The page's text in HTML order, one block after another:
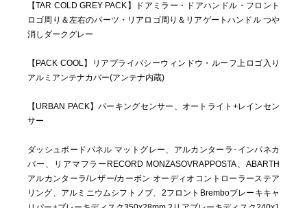
【TAR COLD GREY PACK】ドアミラー・ドアハンドル・フロント
ロゴ周り＆左右のパーツ・リアロゴ周り＆リアゲートハンドル つや
消しダークグレー
【PACK COOL】リアプライバシーウィンドウ・ルーフ上ロゴ入り
アルミアンテナカバー(アンテナ内蔵)
【URBAN PACK】パーキングセンサー、オートライト+レインセン
サー
ダッシュボードパネル マットグレー、アルカンターラ･インパネカ
バー、リアマフラーRECORD MONZASOVRAPPOSTA、ABARTH
アルカンターラ/レザー/カーボン オーディオコントローラーステア
リング、アルミニウムシフトノブ、2フロントBremboブレーキキャ